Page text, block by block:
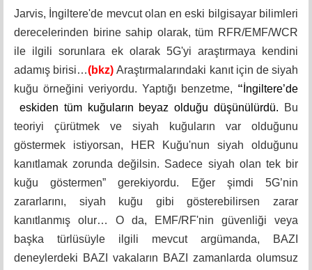
Jarvis, İngiltere'de mevcut olan en eski bilgisayar bilimleri
derecelerinden birine sahip olarak, tüm RFR/EMF/WCR
ile ilgili sorunlara ek olarak 5G'yi araştırmaya kendini
adamış birisi…(bkz)Araştırmalarındaki kanıt için de siyah
kuğu örneğini veriyordu. Yaptığı benzetme, “ İngiltere’de
eskiden tüm kuğuların beyaz olduğu düşünülürdü.
Bu
teoriyi çürütmek ve siyah kuğuların var olduğunu
göstermek istiyorsan, HER Kuğu'nun siyah olduğunu
kanıtlamak zorunda değilsin. Sadece siyah olan tek bir
kuğu göstermen” gerekiyordu. Eğer şimdi 5G’nin
zararlarını, siyah kuğu gibi gösterebilirsen zarar
kanıtlanmış olur… O da, EMF/RF'nin güvenliği veya
başka türlüsüyle ilgili mevcut argümanda, BAZI
deneylerdeki BAZI vakaların BAZI zamanlarda olumsuz